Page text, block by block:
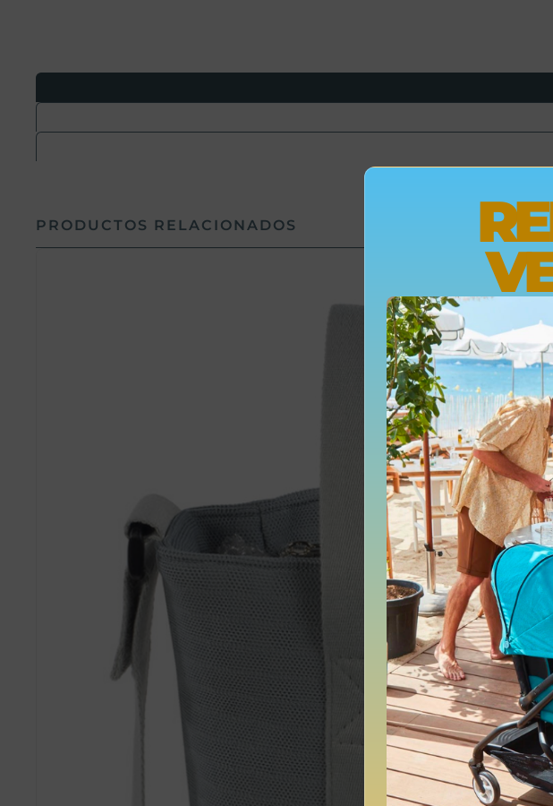
PRODUCTOS RELACIONADOS